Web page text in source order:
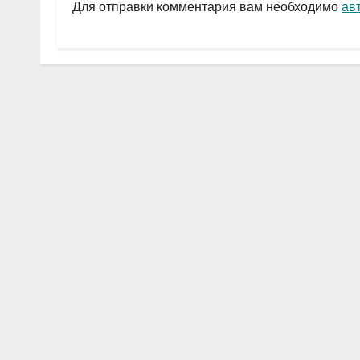
p
ть
Для отправки комментария вам необходимо